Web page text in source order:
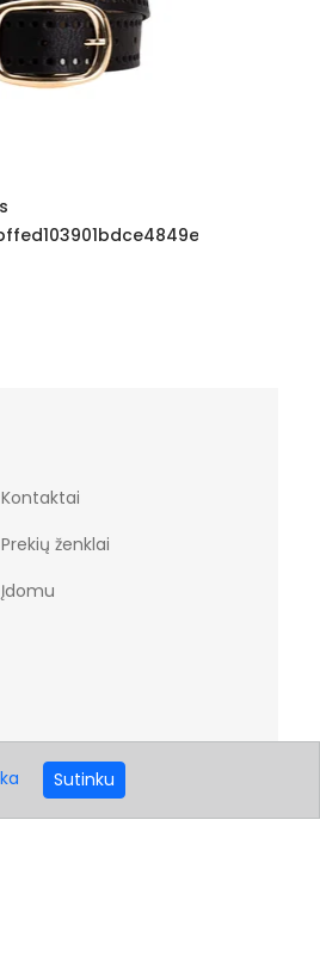
Diržas
Kontaktai
Prekių ženklai
Įdomu
Sutinku